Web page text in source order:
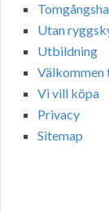
Utan
Utbildning
Välkommen
Vi vill köpa
Privacy
Sitemap